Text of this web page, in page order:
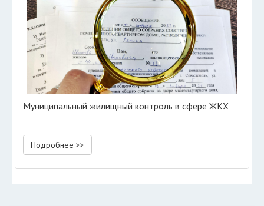
Муниципальный жилищный контроль в сфере ЖКХ
Подробнее >>